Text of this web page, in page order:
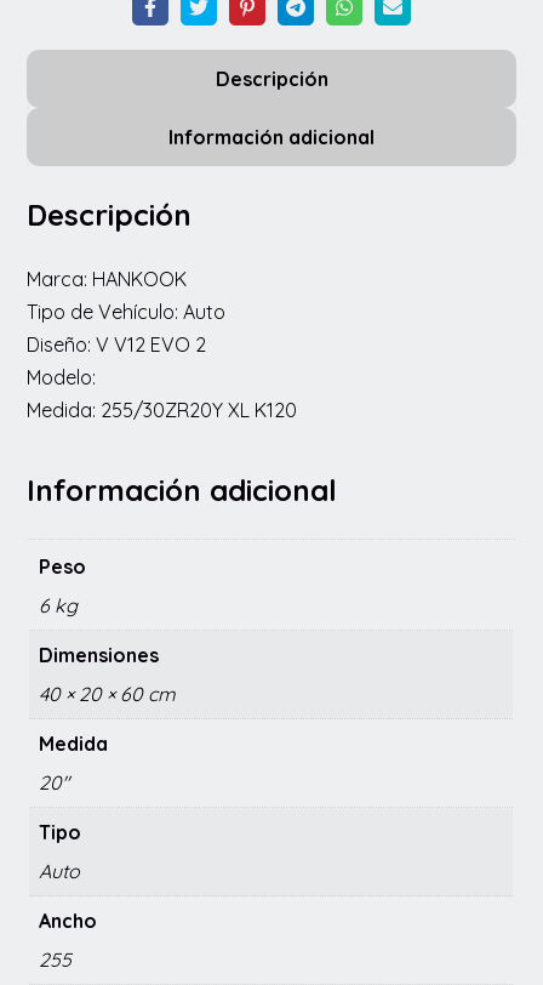
EVO
2
Descripción
Información adicional
Descripción
Marca: HANKOOK
Tipo de Vehículo: Auto
Diseño: V V12 EVO 2
Modelo:
Medida: 255/30ZR20Y XL K120
Información adicional
Peso
6 kg
Dimensiones
40 × 20 × 60 cm
Medida
20"
Tipo
Auto
Ancho
255